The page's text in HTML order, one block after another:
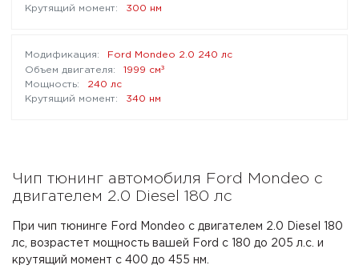
300 нм
Ford Mondeo 2.0 240 лс
1999 см³
240 лс
340 нм
Чип тюнинг автомобиля Ford Mondeo с
двигателем 2.0 Diesel 180 лс
При чип тюнинге Ford Mondeo с двигателем 2.0 Diesel 180
лс, возрастет мощность вашей Ford с 180 до 205 л.с. и
крутящий момент с 400 до 455 нм.